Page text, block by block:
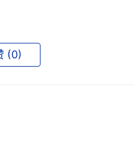
世界一流机械臂技
供性能更优异VXATM和
界工程技术、质量及可靠性
传统，”EXABYTE总裁兼
我们一直能够得到OEM和
靠的产品。目前，我们与
(0)